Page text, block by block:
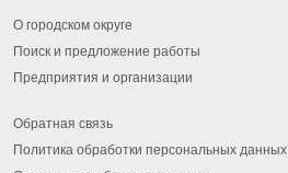
О городском округе
Поиск и предложение работы
Предприятия и организации
Обратная связь
Политика обработки персональных данных